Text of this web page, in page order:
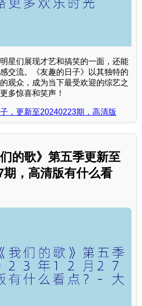
星们展现才艺和搞笑的一面，还能
交流。《友趣的日子》以其独特的
观众，成为当下最受欢迎的综艺之
多惊喜和笑声！
，更新至20240223期，高清版
的歌》第五季更新至
期，高清版有什么看